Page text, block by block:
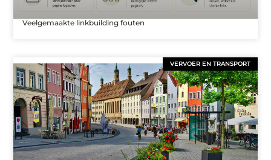
Veelgemaakte linkbuilding fouten
VERVOER EN TRANSPORT